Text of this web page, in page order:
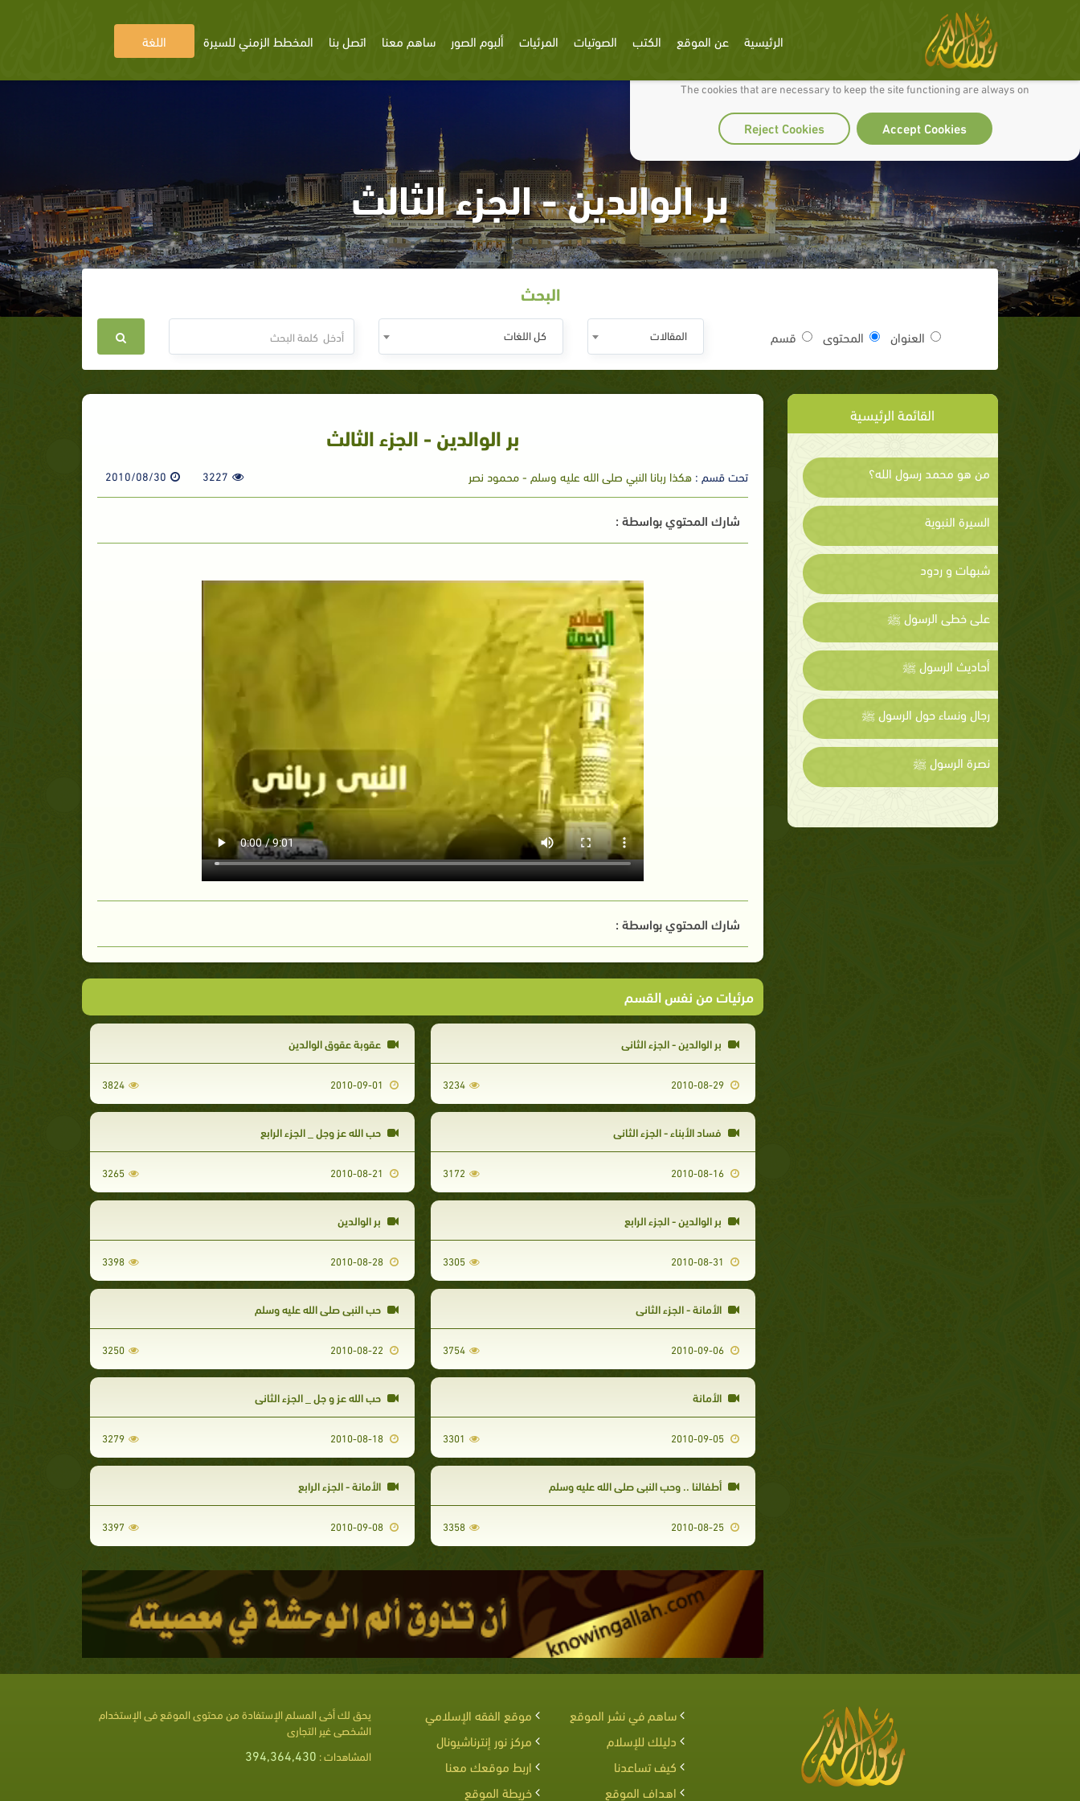
We use cookies to make our site work well for you and so we can continually improve it.
The cookies that are necessary to keep the site functioning are always on
Accept Cookies
Reject Cookies
الرئيسية عن الموقع الكتب الصوتيات المرئيات ألبوم الصور ساهم معنا اتصل بنا المخطط الزمني للسيرة اللغة
بر الوالدين - الجزء الثالث
البحث
العنوان المحتوى قسم المقالات كل اللغات
القائمة الرئيسية
من هو محمد رسول الله؟
السيرة النبوية
شبهات و ردود
على خطى الرسول ﷺ
أحاديث الرسول ﷺ
رجال ونساء حول الرسول ﷺ
نصرة الرسول ﷺ
بر الوالدين - الجزء الثالث
تحت قسم :هكذا ربانا النبي صلى الله عليه وسلم - محمود نصر 3227
2010/08/30
شارك المحتوي بواسطة :
شارك المحتوي بواسطة :
مرئيات من نفس القسم
بر الوالدين - الجزء الثاني
2010-08-29
3234
عقوبة عقوق الوالدين
3824
فساد الأبناء - الجزء الثاني
2010-08-16
3172
حب الله عز وجل _ الجزء الرابع
3265
بر الوالدين - الجزء الرابع
3305
بر الوالدين
2010-08-28
3398
الأمانة - الجزء الثاني
2010-09-06
3754
حب النبي صلى الله عليه وسلم
3250
الأمانة
2010-09-05
3301
حب الله عز و جل _ الجزء الثاني
2010-08-18
3279
أطفالنا .. وحب النبي صلى الله عليه وسلم
2010-08-25
3358
الأمانة - الجزء الرابع
2010-09-08
3397
ساهم في نشر الموقع
موقع الفقه الإسلامي
دليلك للإسلام
مركز نور إنترناشيونال
كيف تساعدنا
اربط موقعك معنا
اهداف الموقع
خريطة الموقع
يحق لك أخى المسلم الإستفادة من محتوى الموقع فى الإستخدام
الشخصى غير التجارى
المشاهدات : 394,364,430